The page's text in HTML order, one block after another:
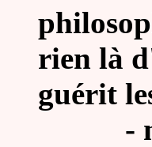
rien là
guérit
-